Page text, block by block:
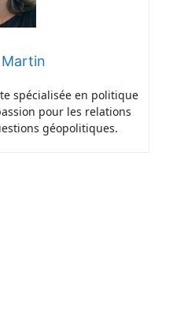
spécialisée en politique
pour les relations
géopolitiques.